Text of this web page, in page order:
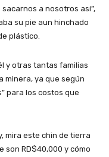
a nosotros así”,
su pie aun hinchado
plástico.
y otras tantas familias
minera, ya que según
para los costos que
mira este chin de tierra
son RD$40,000 y cómo